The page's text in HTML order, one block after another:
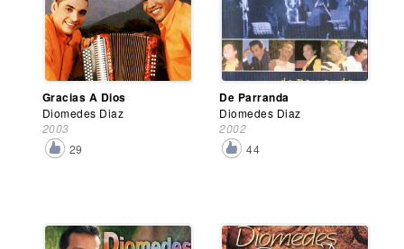
Gracias A Dios
Diomedes Diaz
2003
29
De Parranda
Diomedes Diaz
2002
44